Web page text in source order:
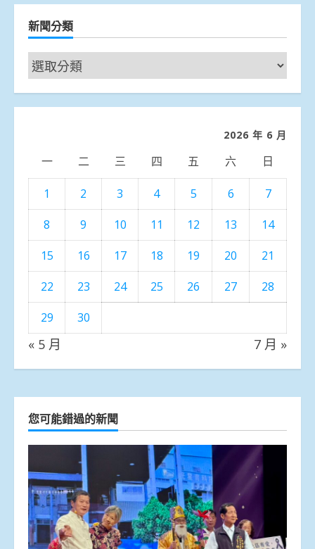
新聞分類
新
聞
分
2026 年 6 月
一 二 三 四 五 六 日
1 2 3 4 5 6
7
8
9 10 11 12 13
14
15
16 17 18 19 20
21
22
23 24 25 26 27
28
29
30
« 5 月 7 月 »
您可能錯過的新聞